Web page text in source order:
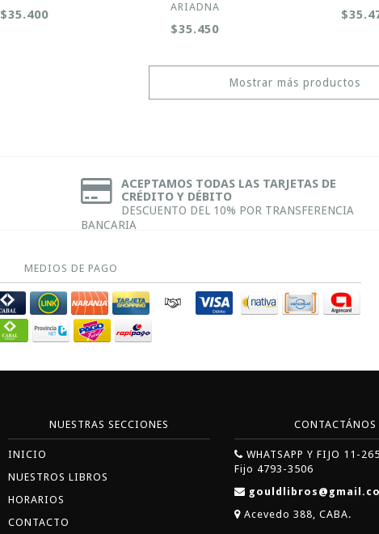
$35.400
ARIADNA
$35.450
Mostrar más productos
ACEPTAMOS TODAS LAS TARJETAS DE
CRÉDITO Y DÉBITO
DESCUENTO DEL 10% POR TRANSFERENCIA
BANCARIA
MEDIOS DE PAGO
NUESTRAS SECCIONES
INICIO
NUESTROS LIBROS
HORARIOS
CONTACTO
CONTACTÁNOS
WHATSAPP Y FIJO 11-
Fijo 4793-3506
Acevedo 388, CABA.